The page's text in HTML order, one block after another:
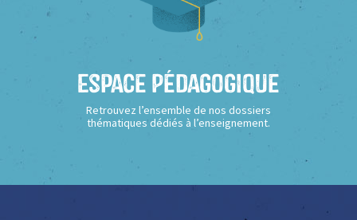
Espace Pédagogique
Retrouvez l’ensemble de nos dossiers
thématiques dédiés à l’enseignement.